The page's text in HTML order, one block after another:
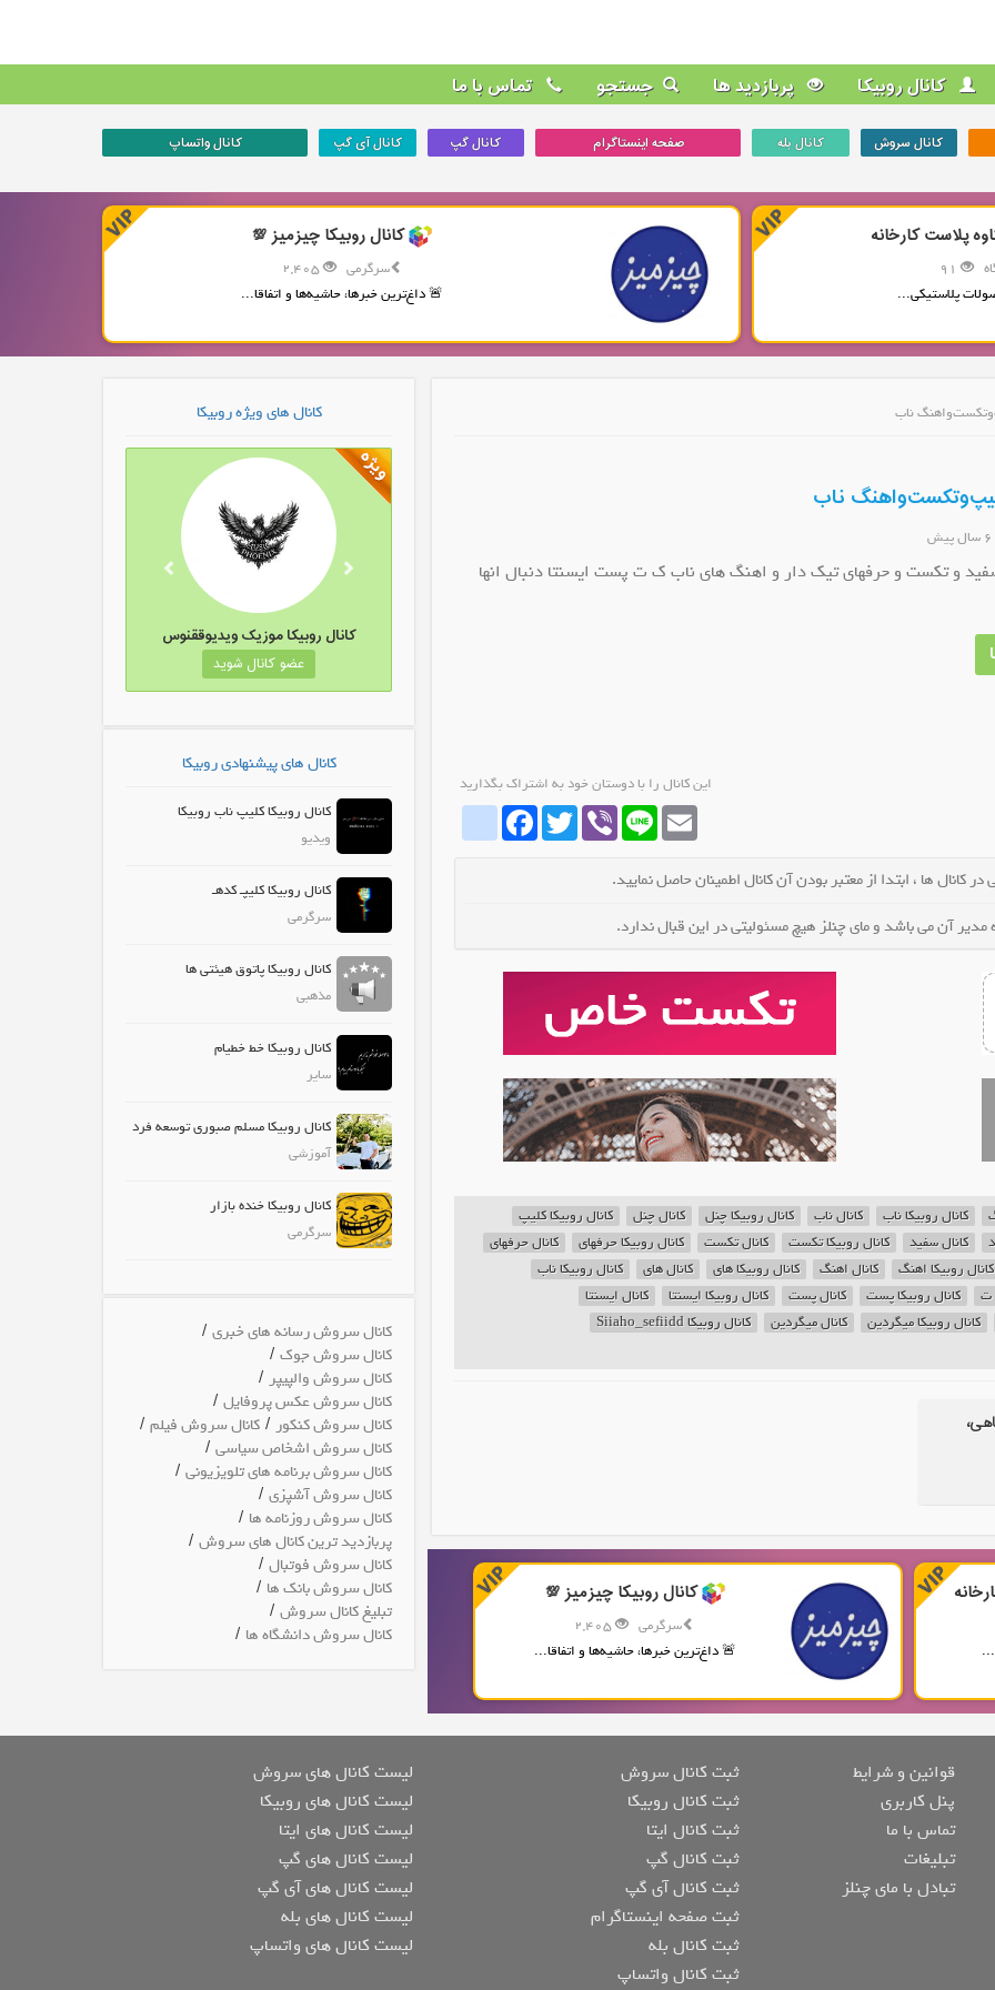
کانال روبیکا پربازدید ها جستجو تماس با ما
کانال سروش کانال بله صفحه اینستاگرام کانال گپ کانال آی گپ کانال واتساپ
پلاست کارخانه
91
پلاستیکی...
کانال روبیکا چیزمیز 💯
سرگرمی
2,405
🚨 داغ‌ترین خبرها، حاشیه‌ها و اتفاقا...
ناب
ناب
و تکست و حرفهای تیک دار و اهنگ های ناب ک ت پست ایسنتا دنبال انها
این کانال را با دوستان خود به اشتراک بگذارید
whatrubikaFacebookTwitter Viber Line Email
کانال ها ، ابتدا از معتبر بودن آن کانال اطمینان حاصل نمایید.
آن می باشد و مای چنلز هیچ مسئولیتی در این قبال ندارد.
کانال روبیکا ناب کانال ناب کانال روبیکا چنل کانال چنل
کانال روبیکا کلیپ
کانال سفید کانال روبیکا تکست کانال تکست کانال روبیکا حرفهای
کانال حرفهای
کانال روبیکا اهنگ کانال اهنگ کانال روبیکا های کانال های
کانال روبیکا ناب
ت کانال روبیکا پست کانال پست کانال روبیکا ایسنتا
کانال ایسنتا
کانال روبیکا میگردین کانال میگردین
کانال روبیکا Siiaho_sefiidd
کانال روبیکا چیزمیز 💯
سرگرمی
2,405
🚨 داغ‌ترین خبرها، حاشیه‌ها و اتفاقا...
کانال های ویژه روبیکا
کانال روبیکا موزیک ویدیوققنوس
عضو کانال شوید
رطب ایران
شوید
کانال های پیشنهادی روبیکا
کانال روبیکا کلیپ ناب روبیکا
ویدیو
کانال روبیکا کلیپـ کدهـ
سرگرمی
کانال روبیکا پاتوق هیئتی ها
مذهبی
کانال روبیکا خط خطیام
سایر
کانال روبیکا مسلم صبوری توسعه فرد
آموزشی
کانال روبیکا خنده بازار
سرگرمی
کانال سروش رسانه های خبری/
کانال سروش جوک/
کانال سروش والپیپر/
کانال سروش عکس پروفایل/
کانال سروش کنکور/ کانال سروش فیلم/
کانال سروش اشخاص سیاسی/
کانال سروش برنامه های تلویزیونی/
کانال سروش آشپزی/
کانال سروش روزنامه ها /
پربازدید ترین کانال های سروش/
کانال سروش فوتبال/
کانال سروش بانک ها /
تبلیغ کانال سروش/
کانال سروش دانشگاه ها /
قوانین و شرایط
پنل کاربری
تماس با ما
تبلیغات
تبادل با مای چنلز
ثبت کانال سروش
ثبت کانال روبیکا
ثبت کانال ایتا
ثبت کانال گپ
ثبت کانال آی گپ
ثبت صفحه اینستاگرام
ثبت کانال بله
ثبت کانال واتساپ
لیست کانال های سروش
لیست کانال های روبیکا
لیست کانال های ایتا
لیست کانال های گپ
لیست کانال های آی گپ
لیست کانال های بله
لیست کانال های واتساپ